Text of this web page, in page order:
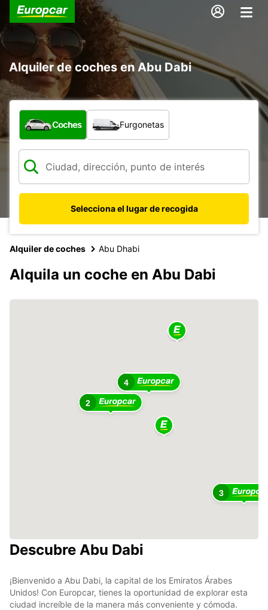
Alquiler de coches en Abu Dabi
¿Qué tipo de vehículo?
Coches Furgonetas
Selecciona el lugar de recogida
Alquiler de coches Abu Dhabi
Alquila un coche en Abu Dabi
2
4
3
Descubre Abu Dabi
¡Bienvenido a Abu Dabi, la capital de los Emiratos Árabes
Unidos! Con Europcar, tienes la oportunidad de explorar esta
ciudad increíble de la manera más conveniente y cómoda.